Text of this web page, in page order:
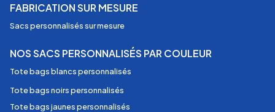
FABRICATION SUR MESURE
Sacs personnalisés sur mesure
NOS SACS PERSONNALISÉS PAR COULEUR
Tote bags blancs personnalisés
Tote bags noirs personnalisés
Tote bags jaunes personnalisés